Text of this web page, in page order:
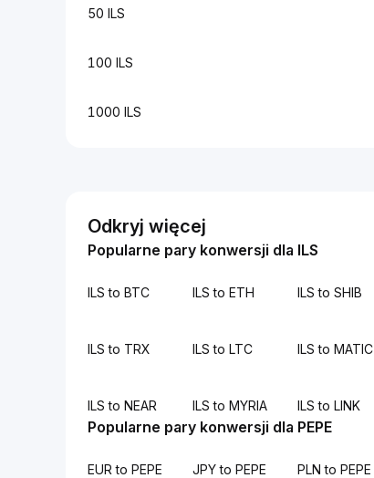
50 ILS
100 ILS
1000 ILS
Odkryj więcej
Popularne pary konwersji dla ILS
ILS to BTC ILS to ETH ILS to SHIB
ILS to TRX ILS to LTC ILS to MATIC
ILS to NEAR ILS to MYRIA ILS to LINK
Popularne pary konwersji dla PEPE
EUR to PEPE JPY to PEPE PLN to PEPE